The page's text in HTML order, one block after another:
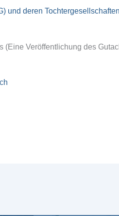
und deren Tochtergesellschaften
Veröffentlichung des